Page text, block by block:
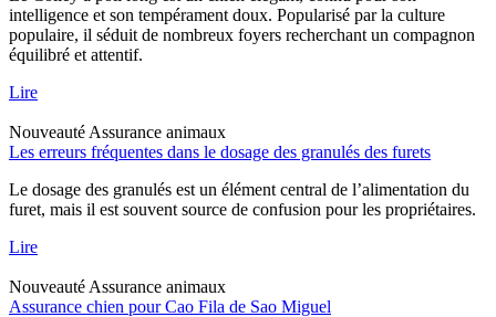
intelligence et son tempérament doux. Popularisé par la culture
populaire, il séduit de nombreux foyers recherchant un compagnon
équilibré et attentif.
Lire
Nouveauté Assurance animaux
Les erreurs fréquentes dans le dosage des granulés des furets
Le dosage des granulés est un élément central de l’alimentation du
furet, mais il est souvent source de confusion pour les propriétaires.
Lire
Nouveauté Assurance animaux
Assurance chien pour Cao Fila de Sao Miguel